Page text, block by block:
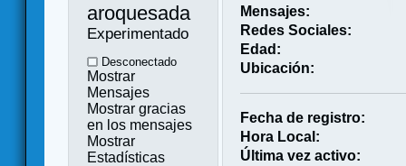
aroquesada
Experimentado
Desconectado
Mostrar
Mensajes
Mostrar gracias
en los mensajes
Mostrar
Estadísticas
Mensajes:
Redes Sociales:
Edad:
Ubicación:
Fecha de registro:
Hora Local:
Última vez activo: